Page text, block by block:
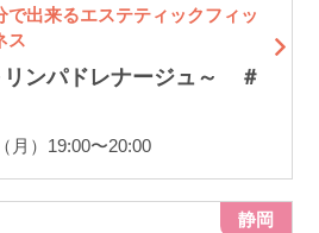
で出来るエステティックフィッ
ス
リンパドレナージュ～ ＃
月）19:00〜20:00
静岡